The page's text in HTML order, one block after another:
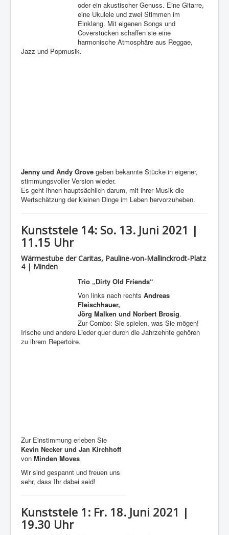
oder ein akustischer Genuss. Eine Gitarre,
eine Ukulele und zwei Stimmen im
Einklang. Mit eigenen Songs und
Coverstücken schaffen sie eine
harmonische Atmosphäre aus Reggae,
Jazz und Popmusik.
Jenny und Andy Grove geben bekannte Stücke in eigener,
stimmungsvoller Version wieder.
Es geht ihnen hauptsächlich darum, mit ihrer Musik die
Wertschätzung der kleinen Dinge im Leben hervorzuheben.
Kunststele 14: So. 13. Juni 2021 |
11.15 Uhr
Wärmestube der Caritas, Pauline-von-Mallinckrodt-Platz
4 | Minden
Trio „Dirty Old Friends“
Von links nach rechts Andreas
Fleischhauer,
Jörg Malken und Norbert Brosig.
Zur Combo: Sie spielen, was Sie mögen!
Irische und andere Lieder quer durch die Jahrzehnte gehören
zu ihrem Repertoire.
Zur Einstimmung erleben Sie
Kevin Necker und Jan Kirchhoff
von Minden Moves
Wir sind gespannt und freuen uns
sehr, dass Ihr dabei seid!
Kunststele 1: Fr. 18. Juni 2021 |
19.30 Uhr